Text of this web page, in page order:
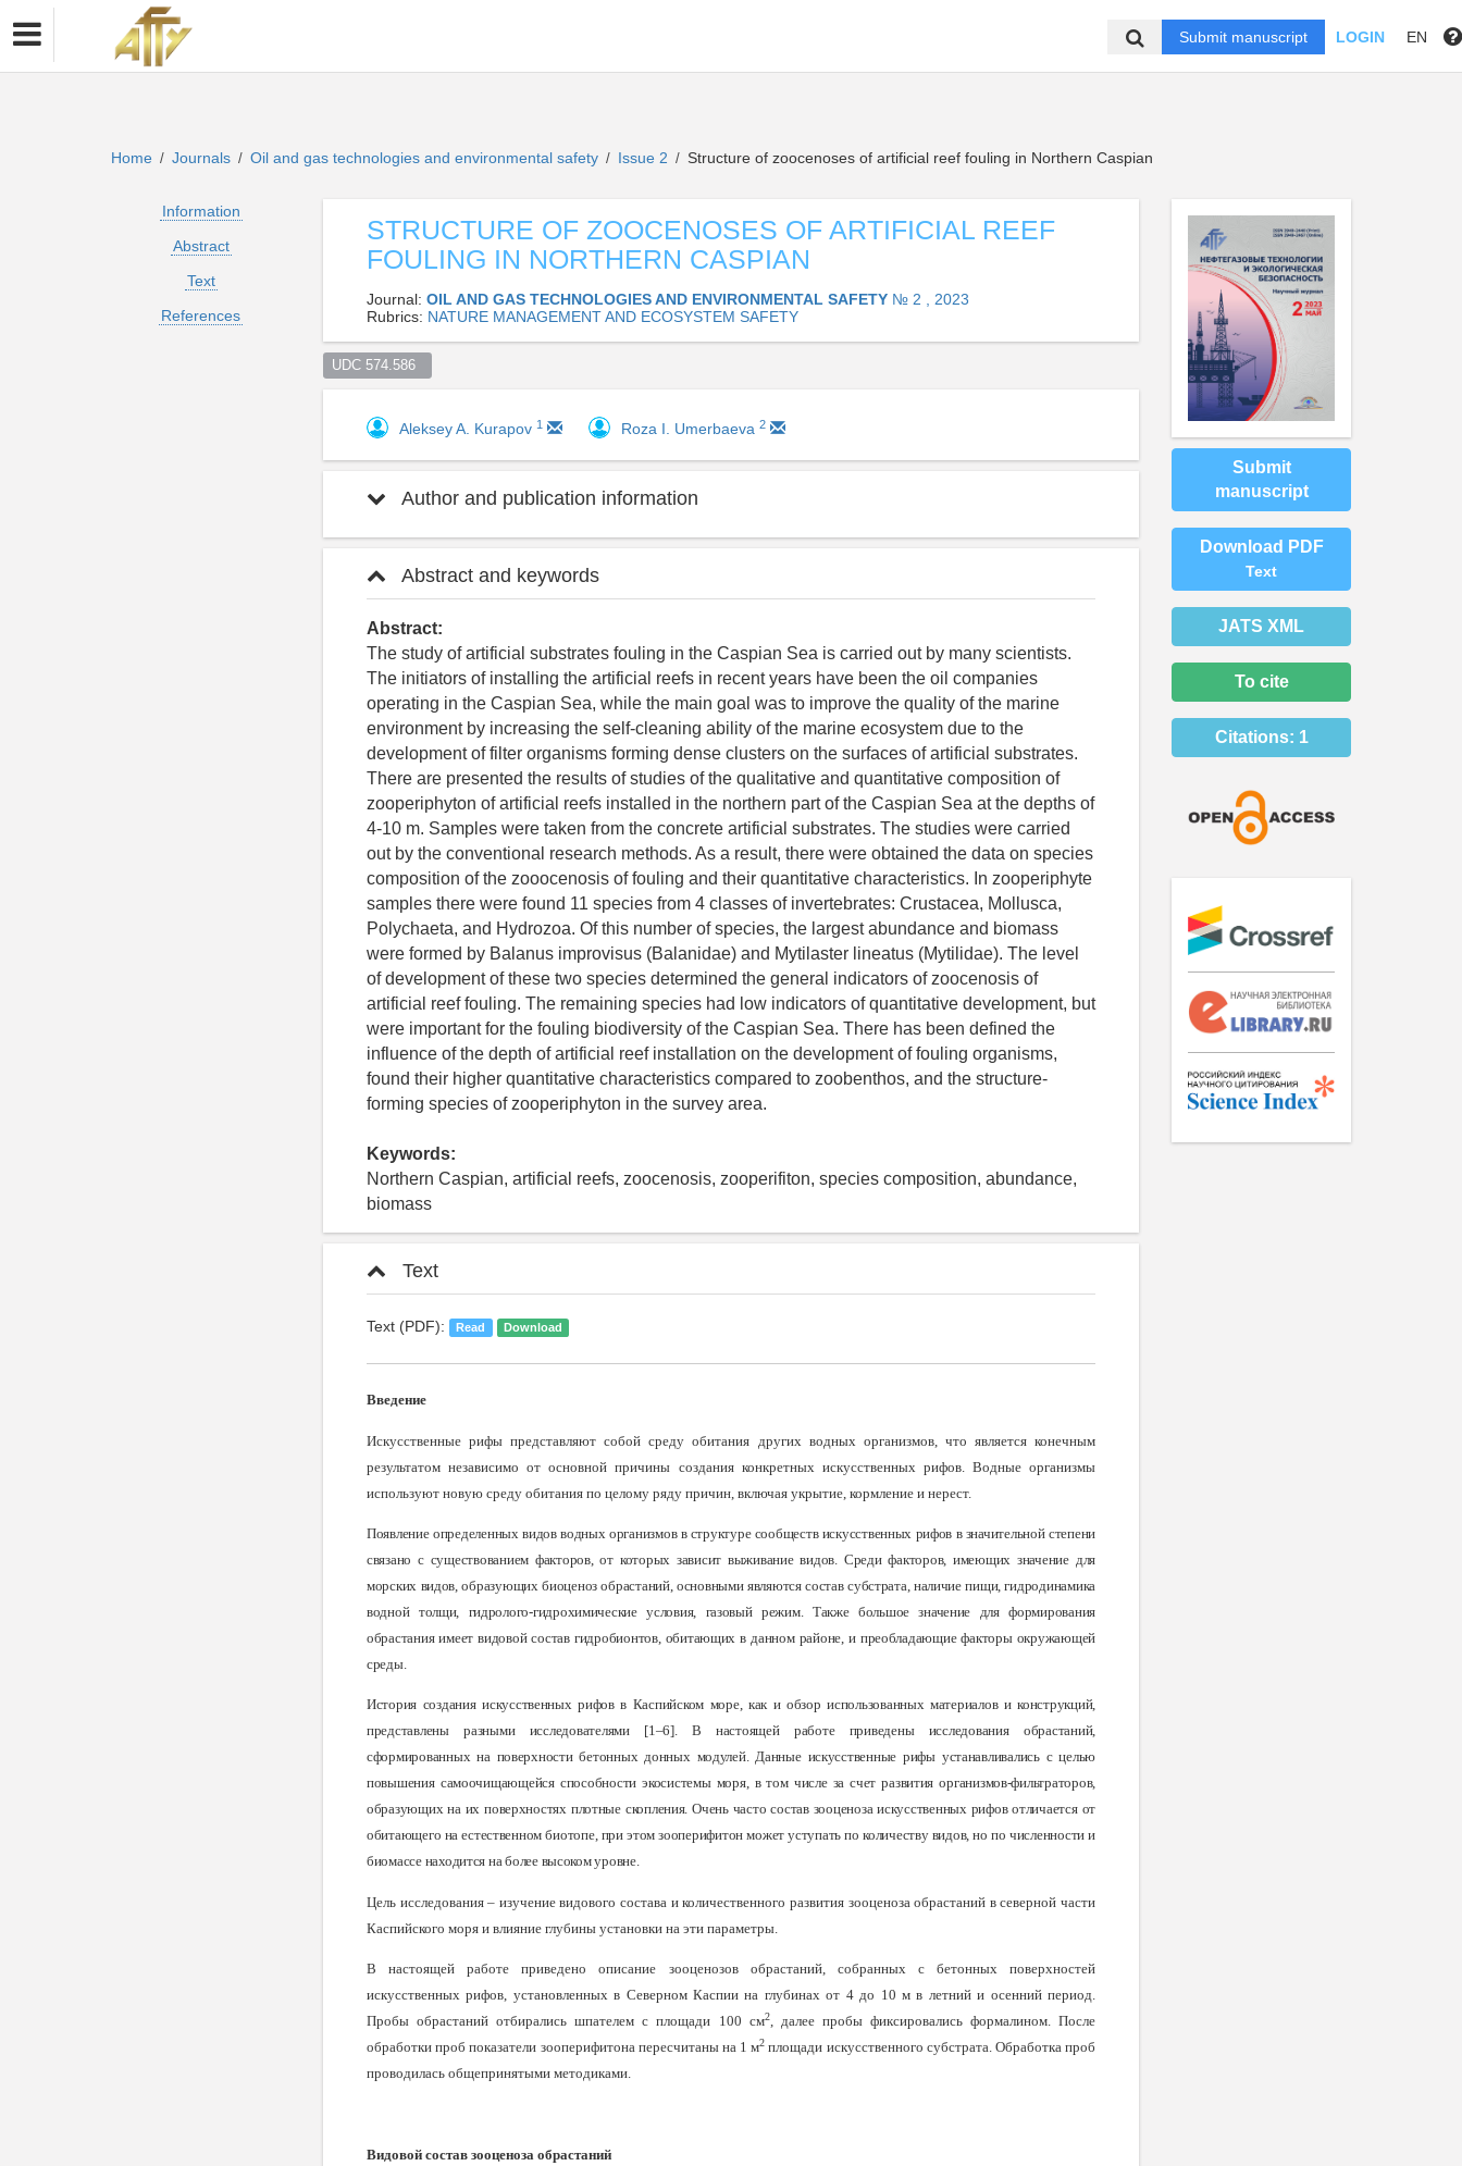
Submit manuscript LOGIN EN
Home / Journals / Oil and gas technologies and environmental safety / Issue 2 / Structure of zoocenoses of artificial reef fouling in Northern Caspian
Information
Abstract
Text
References
STRUCTURE OF ZOOCENOSES OF ARTIFICIAL REEF
FOULING IN NORTHERN CASPIAN
Journal: OIL AND GAS TECHNOLOGIES AND ENVIRONMENTAL SAFETY № 2 , 2023
Rubrics: NATURE MANAGEMENT AND ECOSYSTEM SAFETY
UDC 574.586
Aleksey A. Kurapov 1 Roza I. Umerbaeva 2
Author and publication information
Abstract and keywords
Abstract:
The study of artificial substrates fouling in the Caspian Sea is carried out by many scientists.
The initiators of installing the artificial reefs in recent years have been the oil companies
operating in the Caspian Sea, while the main goal was to improve the quality of the marine
environment by increasing the self-cleaning ability of the marine ecosystem due to the
development of filter organisms forming dense clusters on the surfaces of artificial substrates.
There are presented the results of studies of the qualitative and quantitative composition of
zooperiphyton of artificial reefs installed in the northern part of the Caspian Sea at the depths of
4-10 m. Samples were taken from the concrete artificial substrates. The studies were carried
out by the conventional research methods. As a result, there were obtained the data on species
composition of the zooocenosis of fouling and their quantitative characteristics. In zooperiphyte
samples there were found 11 species from 4 classes of invertebrates: Crustacea, Mollusca,
Polychaeta, and Hydrozoa. Of this number of species, the largest abundance and biomass
were formed by Balanus improvisus (Balanidae) and Mytilaster lineatus (Mytilidae). The level
of development of these two species determined the general indicators of zoocenosis of
artificial reef fouling. The remaining species had low indicators of quantitative development, but
were important for the fouling biodiversity of the Caspian Sea. There has been defined the
influence of the depth of artificial reef installation on the development of fouling organisms,
found their higher quantitative characteristics compared to zoobenthos, and the structure-
forming species of zooperiphyton in the survey area.
Keywords:
Northern Caspian, artificial reefs, zoocenosis, zooperifiton, species composition, abundance,
biomass
Text
Text (PDF): Read Download
Введение
Искусственные рифы представляют собой среду обитания других водных организмов, что является конечным
результатом независимо от основной причины создания конкретных искусственных рифов. Водные организмы
используют новую среду обитания по целому ряду причин, включая укрытие, кормление и нерест.
Появление определенных видов водных организмов в структуре сообществ искусственных рифов в значительной степени
связано с существованием факторов, от которых зависит выживание видов. Среди факторов, имеющих значение для
морских видов, образующих биоценоз обрастаний, основными являются состав субстрата, наличие пищи, гидродинамика
водной толщи, гидролого-гидрохимические условия, газовый режим. Также большое значение для формирования
обрастания имеет видовой состав гидробионтов, обитающих в данном районе, и преобладающие факторы окружающей
среды.
История создания искусственных рифов в Каспийском море, как и обзор использованных материалов и конструкций,
представлены разными исследователями [1–6]. В настоящей работе приведены исследования обрастаний,
сформированных на поверхности бетонных донных модулей. Данные искусственные рифы устанавливались с целью
повышения самоочищающейся способности экосистемы моря, в том числе за счет развития организмов-фильтраторов,
образующих на их поверхностях плотные скопления. Очень часто состав зооценоза искусственных рифов отличается от
обитающего на естественном биотопе, при этом зооперифитон может уступать по количеству видов, но по численности и
биомассе находится на более высоком уровне.
Цель исследования – изучение видового состава и количественного развития зооценоза обрастаний в северной части
Каспийского моря и влияние глубины установки на эти параметры.
В настоящей работе приведено описание зооценозов обрастаний, собранных с бетонных поверхностей
искусственных рифов, установленных в Северном Каспии на глубинах от 4 до 10 м в летний и осенний период.
Пробы обрастаний отбирались шпателем с площади 100 см2, далее пробы фиксировались формалином. После
обработки проб показатели зооперифитона пересчитаны на 1 м2 площади искусственного субстрата. Обработка проб
проводилась общепринятыми методиками.
Видовой состав зооценоза обрастаний
Submit
manuscript
Download PDF
Text
JATS XML
To cite
Citations: 1